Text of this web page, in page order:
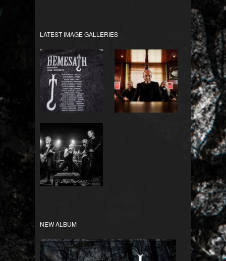
LATEST IMAGE GALLERIES
NEW ALBUM